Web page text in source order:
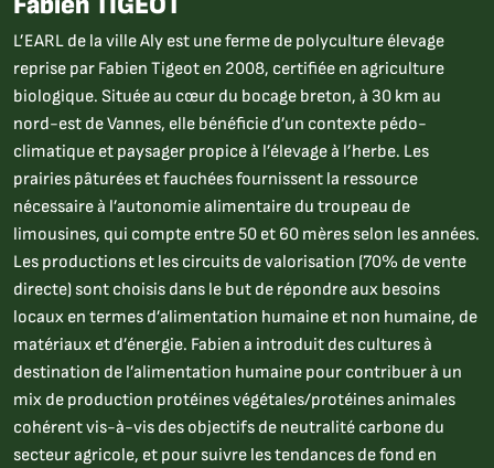
L’EARL de la ville Aly est une ferme de polyculture élevage
reprise par Fabien Tigeot en 2008, certifiée en agriculture
biologique. Située au cœur du bocage breton, à 30 km au
nord-est de Vannes, elle bénéficie d’un contexte pédo-
climatique et paysager propice à l’élevage à l’herbe. Les
prairies pâturées et fauchées fournissent la ressource
nécessaire à l’autonomie alimentaire du troupeau de
limousines, qui compte entre 50 et 60 mères selon les années.
Les productions et les circuits de valorisation (70% de vente
directe) sont choisis dans le but de répondre aux besoins
locaux en termes d’alimentation humaine et non humaine, de
matériaux et d’énergie. Fabien a introduit des cultures à
destination de l’alimentation humaine pour contribuer à un
mix de production protéines végétales/protéines animales
cohérent vis-à-vis des objectifs de neutralité carbone du
secteur agricole, et pour suivre les tendances de fond en